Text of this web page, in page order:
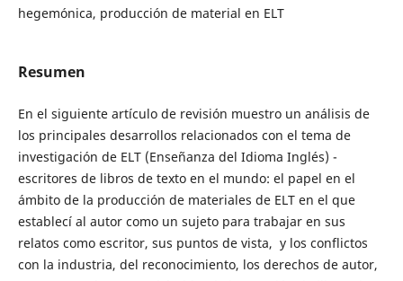
hegemónica, producción de material en ELT
Resumen
En el siguiente artículo de revisión muestro un análisis de
los principales desarrollos relacionados con el tema de
investigación de ELT (Enseñanza del Idioma Inglés) -
escritores de libros de texto en el mundo: el papel en el
ámbito de la producción de materiales de ELT en el que
establecí al autor como un sujeto para trabajar en sus
relatos como escritor, sus puntos de vista, y los conflictos
con la industria, del reconocimiento, los derechos de autor,